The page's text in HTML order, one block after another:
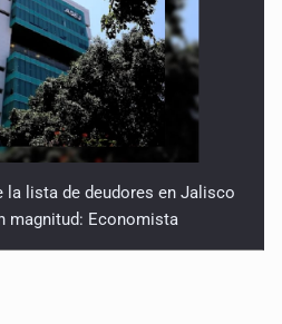
la lista de deudores en Jalisco
magnitud: Economista